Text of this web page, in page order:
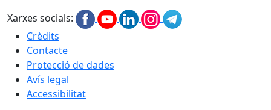
Xarxes socials:
Crèdits
Contacte
Protecció de dades
Avís legal
Accessibilitat